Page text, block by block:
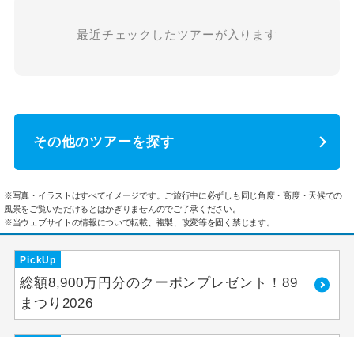
最近チェックしたツアーが入ります
その他のツアーを探す
※写真・イラストはすべてイメージです。ご旅行中に必ずしも同じ角度・高度・天候での
風景をご覧いただけるとはかぎりませんのでご了承ください。
※当ウェブサイトの情報について転載、複製、改変等を固く禁じます。
PickUp
総額8,900万円分のクーポンプレゼント！89
まつり2026